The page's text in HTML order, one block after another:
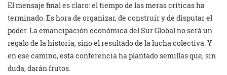
El mensaje final es claro: el tiempo de las meras críticas ha
terminado. Es hora de organizar, de construir y de disputar el
poder. La emancipación económica del Sur Global no será un
regalo de la historia, sino el resultado de la lucha colectiva. Y
en ese camino, esta conferencia ha plantado semillas que, sin
duda, darán frutos.